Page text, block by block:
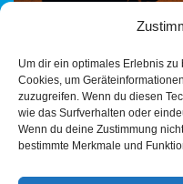
Um dir ein optimales Erlebnis
Cookies, um
zuzugreifen. Wenn du diesen
wie das Surfverhalten oder
Wenn du deine Zustimmung
bestimmte Merkmale und
Jahrzehnten ihre
Leyen, einst
Berater-Sumpf, heute